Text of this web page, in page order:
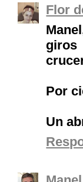
Flor
giros
Por
Un